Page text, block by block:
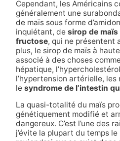
Cependant, les Américains
généralement une
de maïs sous forme
inquiétant, de sirop de
fructose, qui ne présentent
plus, le sirop de maïs à
associé à des choses
hépatique,
l’hypertension artérielle,
le syndrome de l’intestin
La quasi-totalité du maïs
génétiquement modifié et
dangereux. C’est l’une des
j’évite la plupart du temps